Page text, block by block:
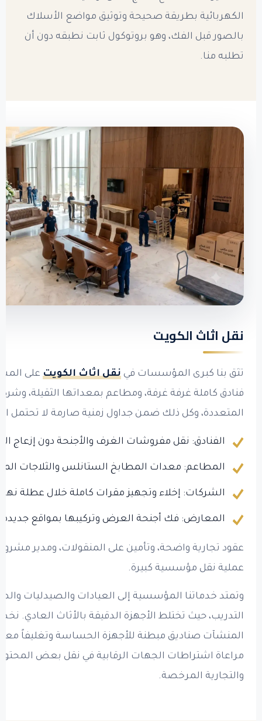
الكهربائية بطريقة صحيحة وتوثيق مواضع الأسلاك
بالصور قبل الفك، وهو بروتوكول ثابت نطبقه دون أن
تطلبه منا.
نقل اثاث الكويت
تثق بنا كبرى المؤسسات فينقل اثاث الكويت على
فنادق كاملة غرفة غرفة، ومطاعم بمعداتها الثقيلة،
المتعددة، وكل ذلك ضمن جداول زمنية صارمة لا تحتمل
الفنادق: نقل مفروشات الغرف والأجنحة دون إزعاج
المطاعم: معدات المطابخ الستانلس والثلاجات
الشركات: إخلاء وتجهيز مقرات كاملة خلال عطلة
المعارض: فك أجنحة العرض وتركيبها بمواقع
عقود تجارية واضحة، وتأمين على المنقولات، ومدير
عملية نقل مؤسسية كبيرة.
وتمتد خدماتنا المؤسسية إلى العيادات والصيدليات
التدريب، حيث تختلط الأجهزة الدقيقة بالأثاث العادي.
المنشآت صناديق مبطنة للأجهزة الحساسة وتغليفاً
مراعاة اشتراطات الجهات الرقابية في نقل بعض
والتجارية المرخصة.